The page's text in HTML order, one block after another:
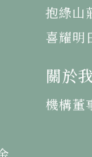
抱綠山
喜耀明
關於
機構董